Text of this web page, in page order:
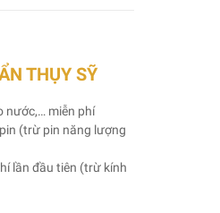
THỤY SỸ
nước,… miễn phí
(trừ pin năng lượng
lần đầu tiên (trừ kính